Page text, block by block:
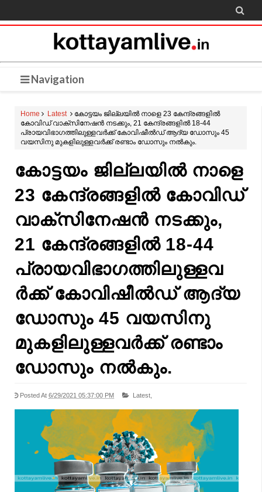

Navigation
Home Latest
കോട്ടയം ജില്ലയില്‍ നാളെ 23 കേന്ദ്രങ്ങളില്‍
കോവിഡ് വാക്സിനേഷന്‍ നടക്കും, 21 കേന്ദ്രങ്ങളില്‍ 18-44
പ്രായവിഭാഗത്തിലുള്ളവര്‍ക്ക് കോവിഷീല്‍ഡ് ആദ്യ ഡോസും 45
വയസിനു മുകളിലുള്ളവര്‍ക്ക് രണ്ടാം ഡോസും നല്‍കും.
കോട്ടയം ജില്ലയില്‍ നാളെ
23 കേന്ദ്രങ്ങളില്‍ കോവിഡ്
വാക്സിനേഷന്‍ നടക്കും,
21 കേന്ദ്രങ്ങളില്‍ 18-44
പ്രായവിഭാഗത്തിലുള്ളവ
ര്‍ക്ക് കോവിഷീല്‍ഡ് ആദ്യ
ഡോസും 45 വയസിനു
മുകളിലുള്ളവര്‍ക്ക് രണ്ടാം
ഡോസും നല്‍കും.
Posted At 6/29/2021 05:37:00 PM Latest,